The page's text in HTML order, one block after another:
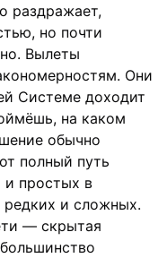
раздражает,
но почти
Вылеты
Они
Системе доходит
на каком
обычно
полный путь
и простых в
и сложных.
— скрытая